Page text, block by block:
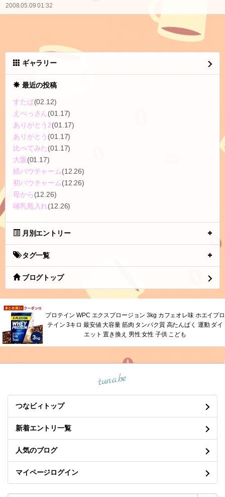
2008.05.09 01:32
ギャラリー
最近の投稿
すたば(02.12)
えべっさん(01.17)
ありがとう2(01.17)
ありがとう (01.17)
比べてみた(01.17)
大阪(01.17)
続パウチャーム(12.26)
初パウチャーム(12.26)
母から(12.26)
哺乳瓶入れ(12.26)
月別エントリー
タグ一覧
ブログトップ
プロテイン WPC エクスプロージョン 3kg カフェオレ味 ホエイプロ
テイン 3キロ 最安値 大容量 筋肉 タンパク質 高たんぱく 運動 ダイ
エット 置き換え 男性 女性 子供 こども
tuna.be
つなビィトップ
新着エントリ一覧
人気のブログ
マイページログイン